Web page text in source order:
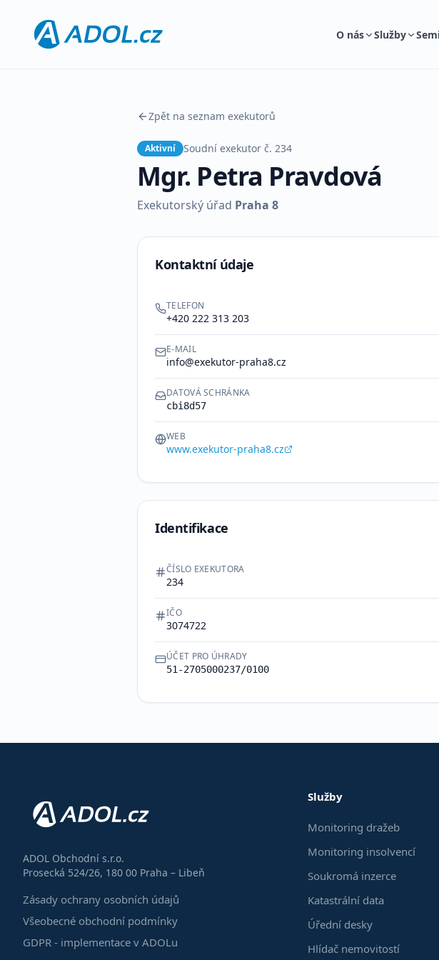
O nás Služby
Zpět na seznam exekutorů
Aktivní Soudní exekutor č. 234
Mgr. Petra Pravdová
Exekutorský úřad Praha 8
Kontaktní údaje
TELEFON
+420 222 313 203
E-MAIL
info@exekutor-praha8.cz
DATOVÁ SCHRÁNKA
cbi8d57
WEB
www.exekutor-praha8.cz
Identifikace
ČÍSLO EXEKUTORA
234
IČO
3074722
ÚČET PRO ÚHRADY
51-2705000237/0100
ADOL Obchodní s.r.o.
Prosecká 524/26, 180 00 Praha – Libeň
Zásady ochrany osobních údajů
Všeobecné obchodní podmínky
GDPR - implementace v ADOLu
Služby
Monitoring dražeb
Monitoring insolvencí
Soukromá inzerce
Katastrální data
Úřední desky
Hlídač nemovitostí